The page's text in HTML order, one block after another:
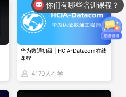
，Dify 就是那个最趁手的工具。它是
LLM）应用开发框架，最大的特点
制。具体能做什么呢？
像搭积木一样设计 AI 对话
华为数通初级 | HCIA-Datacom在线
课程
4170人在学
你们有哪些培训课程？